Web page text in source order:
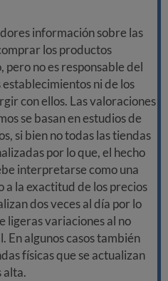
información sobre las
los productos
no es responsable del
ni de los
con ellos. Las valoraciones
se basan en estudios de
si bien no todas las tiendas
por lo que, el hecho
interpretarse como una
a la exactitud de los precios
dos veces al día por lo
ligeras variaciones al no
En algunos casos también
físicas que se actualizan
alta.